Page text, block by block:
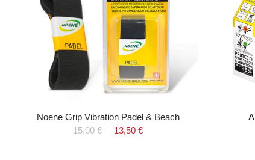
Noene Grip Vibration Padel & Beach
15,00 €
13,50 €